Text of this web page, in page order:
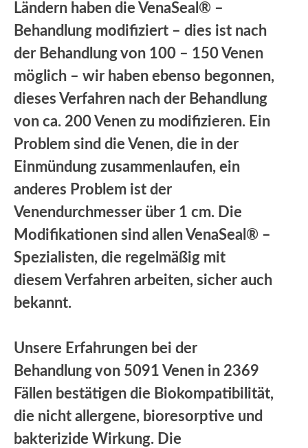
Ländern haben die VenaSeal® –
Behandlung modifiziert – dies ist nach
der Behandlung von 100 – 150 Venen
möglich – wir haben ebenso begonnen,
dieses Verfahren nach der Behandlung
von ca. 200 Venen zu modifizieren. Ein
Problem sind die Venen, die in der
Einmündung zusammenlaufen, ein
anderes Problem ist der
Venendurchmesser über 1 cm. Die
Modifikationen sind allen VenaSeal® –
Spezialisten, die regelmäßig mit
diesem Verfahren arbeiten, sicher auch
bekannt.
Unsere Erfahrungen bei der
Behandlung von 5091 Venen in 2369
Fällen bestätigen die Biokompatibilität,
die nicht allergene, bioresorptive und
bakterizide Wirkung. Die